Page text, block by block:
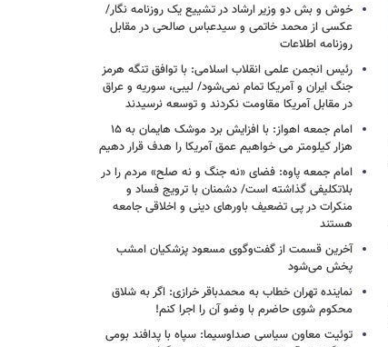
خوش و بش دو وزیر ارشاد در تشییع یک روزنامه نگار/
عکسی از محمد خاتمی و سیدعباس صالحی در مقابل
روزنامه اطلاعات
رئیس انجمن علمی انقلاب اسلامی: با توافق تنگه هرمز
جنگ ایران و آمریکا تمام نمی‌شود/ لیبی، سوریه و عراق
در مقابل آمریکا مقاومت نکردند و توسعه نرسیدند
امام‌ جمعه اهواز: با افزایش برد موشک هایمان به ۱۵
هزار کیلومتر می خواهیم عمق آمریکا را هدف قرار دهیم
امام جمعه پاوه: فضای «نه جنگ و نه صلح» مردم را در
بلاتکلیفی گذاشته است/ دشمنان با ترویج فساد و
منکرات در پی تضعیف باورهای دینی و اخلاقی جامعه
هستند
آخرین قسمت از گفت‌وگوی مسعود پزشکیان امشب
پخش می‌شود
نماینده تهران خطاب به محمدباقر خرازی: اگر به شلاق
محکوم شوی حاضرم با وضو آن را اجرا کنم!
توئیت معاون سیاسی صداوسیما: سپاه با پدافند بومی